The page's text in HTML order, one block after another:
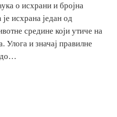
о исхрани и бројна
исхрана један од
средине који утиче на
Улога и значај правилне
до…